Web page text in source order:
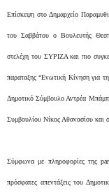
Επίσκεψη στο Δημαρχείο
του Σαββάτου ο Βουλευτής
στελέχη του ΣΥΡΙΖΑ και πιο
παραταξης “Ενωτική Κίνηση για
Δημοτικό Σύμβουλο Αντρέα
Συμβουλίου Νίκος Αθανασίου και
Σύμφωνα με πληροφορίες της
πρόσφατες απεντάξεις του